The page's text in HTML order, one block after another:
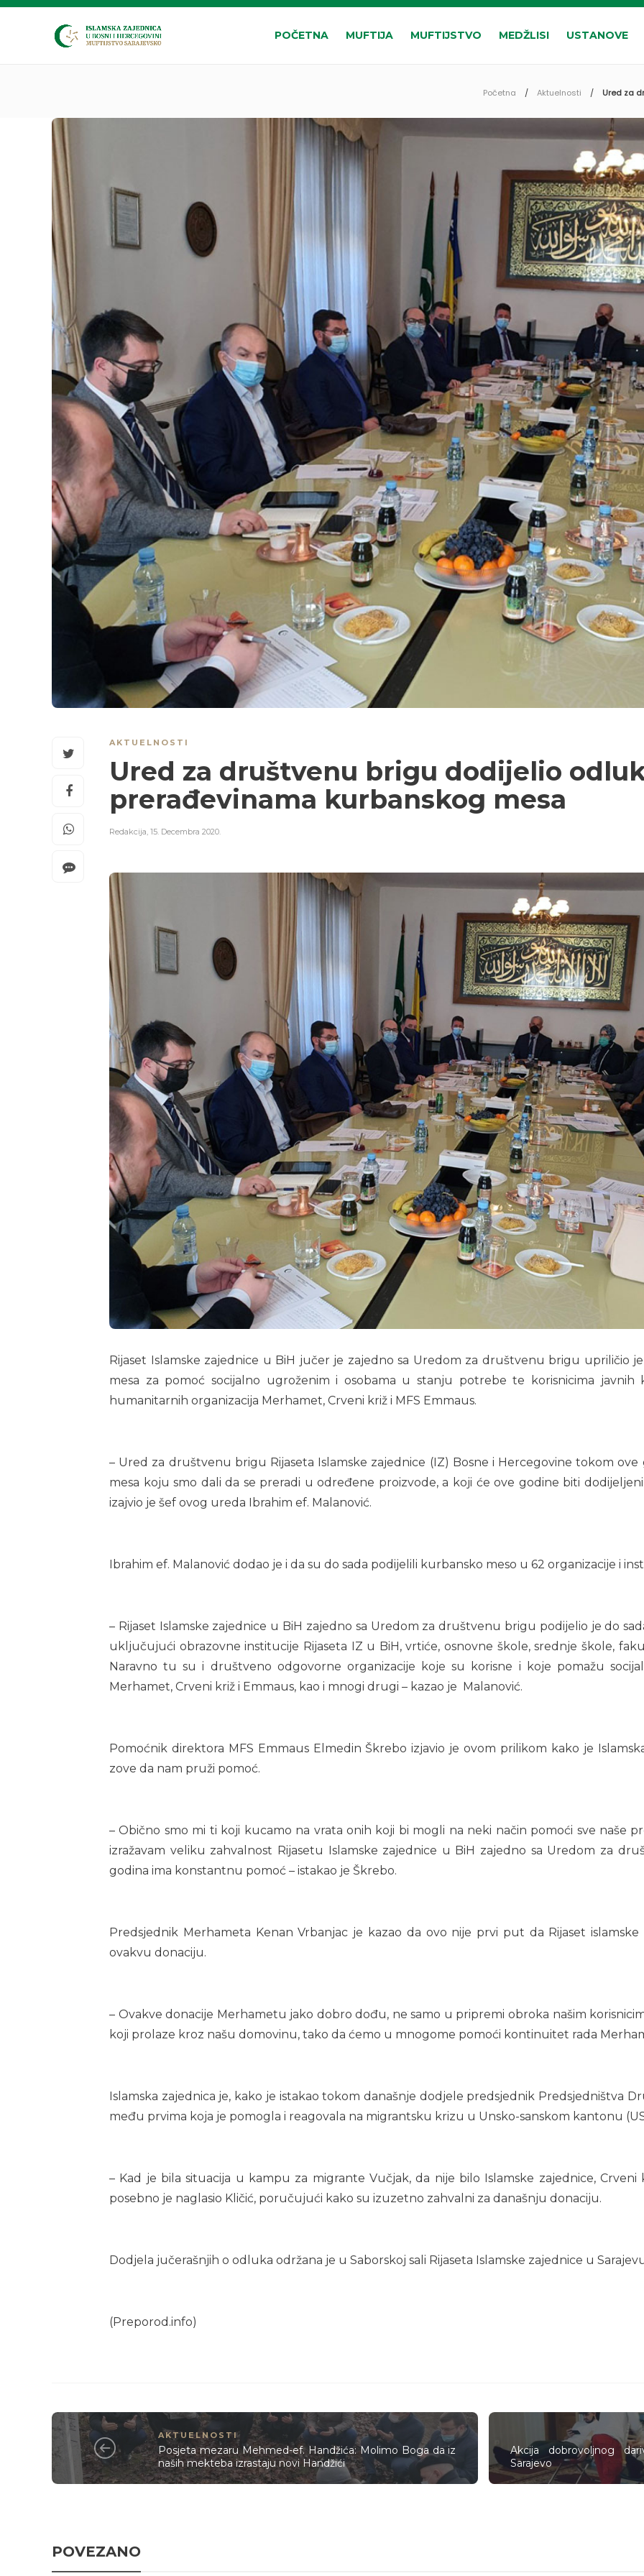
POČETNA MUFTIJA MUFTIJSTVO MEDŽLISI USTANOVE
Početna Aktuelnosti Ured za
AKTUELNOSTI
Ured za društvenu brigu dodijelio
prerađevinama kurbanskog mesa
Redakcija, 15. Decembra 2020.
Rijaset Islamske zajednice u BiH jučer je zajedno sa Uredom za društvenu brigu upriličio
mesa za pomoć socijalno ugroženim i osobama u stanju potrebe te korisnicima
humanitarnih organizacija Merhamet, Crveni križ i MFS Emmaus.
– Ured za društvenu brigu Rijaseta Islamske zajednice (IZ) Bosne i Hercegovine tokom
mesa koju smo dali da se preradi u određene proizvode, a koji će ove godine biti
izajvio je šef ovog ureda Ibrahim ef. Malanović.
Ibrahim ef. Malanović dodao je i da su do sada podijelili kurbansko meso u 62 organizacije i
– Rijaset Islamske zajednice u BiH zajedno sa Uredom za društvenu brigu podijelio je do
uključujući obrazovne institucije Rijaseta IZ u BiH, vrtiće, osnovne škole, srednje škole,
Naravno tu su i društveno odgovorne organizacije koje su korisne i koje pomažu
Merhamet, Crveni križ i Emmaus, kao i mnogi drugi – kazao je Malanović.
Pomoćnik direktora MFS Emmaus Elmedin Škrebo izjavio je ovom prilikom kako je
zove da nam pruži pomoć.
– Obično smo mi ti koji kucamo na vrata onih koji bi mogli na neki način pomoći sve naše
izražavam veliku zahvalnost Rijasetu Islamske zajednice u BiH zajedno sa Uredom za
godina ima konstantnu pomoć – istakao je Škrebo.
Predsjednik Merhameta Kenan Vrbanjac je kazao da ovo nije prvi put da Rijaset
ovakvu donaciju.
– Ovakve donacije Merhametu jako dobro dođu, ne samo u pripremi obroka našim
koji prolaze kroz našu domovinu, tako da ćemo u mnogome pomoći kontinuitet rada
Islamska zajednica je, kako je istakao tokom današnje dodjele predsjednik Predsjedništva
među prvima koja je pomogla i reagovala na migrantsku krizu u Unsko-sanskom kantonu
– Kad je bila situacija u kampu za migrante Vučjak, da nije bilo Islamske zajednice,
posebno je naglasio Kličić, poručujući kako su izuzetno zahvalni za današnju donaciju.
Dodjela jučerašnjih o odluka održana je u Saborskoj sali Rijaseta Islamske zajednice u
(Preporod.info)
AKTUELNOSTI
Posjeta mezaru Mehmed-ef. Handžića: Molimo Boga da iz
naših mekteba izrastaju novi Handžići
Akcija dobrovoljnog
Sarajevo
POVEZANO